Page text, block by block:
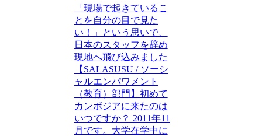
「現場で起きているこ
とを自分の目で見た
い！」という思いで、
日本のスタッフを辞め
現地へ飛び込みました
【SALASUSU / ソーシ
ャルエンパワメント
（教育）部門】初めて
カンボジアに来たのは
いつですか？ 2011年11
月です。大学在学中に